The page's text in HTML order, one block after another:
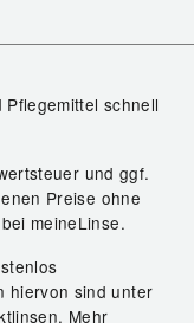
schnell
und ggf.
Preise ohne
meineLinse.
hiervon sind unter
Mehr